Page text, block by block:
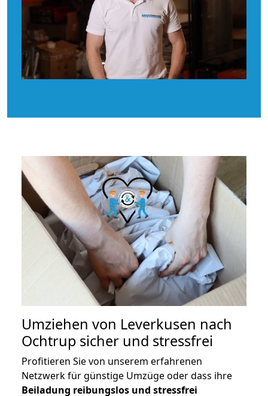
Umziehen von Leverkusen nach
Ochtrup sicher und stressfrei
Profitieren Sie von unserem erfahrenen
Netzwerk für günstige Umzüge oder dass ihre
Beiladung reibungslos und stressfrei